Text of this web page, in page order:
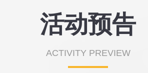
活动预告
ACTIVITY PREVIEW